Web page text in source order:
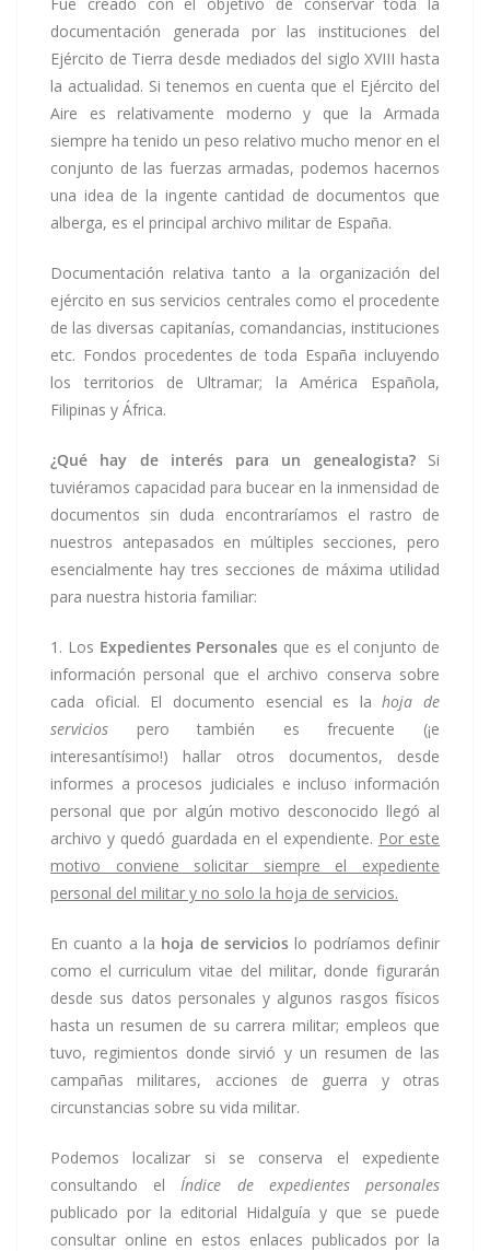
documentación generada por las instituciones del
Ejército de Tierra desde mediados del siglo XVIII hasta
la actualidad. Si tenemos en cuenta que el Ejército del
Aire es relativamente moderno y que la Armada
siempre ha tenido un peso relativo mucho menor en el
conjunto de las fuerzas armadas, podemos hacernos
una idea de la ingente cantidad de documentos que
alberga, es el principal archivo militar de España.
Documentación relativa tanto a la organización del
ejército en sus servicios centrales como el procedente
de las diversas capitanías, comandancias, instituciones
etc. Fondos procedentes de toda España incluyendo
los territorios de Ultramar; la América Española,
Filipinas y África.
¿Qué hay de interés para un genealogista?Si
tuviéramos capacidad para bucear en la inmensidad de
documentos sin duda encontraríamos el rastro de
nuestros antepasados en múltiples secciones, pero
esencialmente hay tres secciones de máxima utilidad
para nuestra historia familiar:
1. Los Expedientes Personales que es el conjunto de
información personal que el archivo conserva sobre
cada oficial. El documento esencial es lahoja de
servicios pero también es frecuente (¡e
interesantísimo!) hallar otros documentos, desde
informes a procesos judiciales e incluso información
personal que por algún motivo desconocido llegó al
archivo y quedó guardada en el expendiente. Por este
motivo conviene solicitar siempre el expediente
personal del militar y no solo la hoja de servicios.
En cuanto a la hoja de servicios lo podríamos definir
como el curriculum vitae del militar, donde figurarán
desde sus datos personales y algunos rasgos físicos
hasta un resumen de su carrera militar; empleos que
tuvo, regimientos donde sirvió y un resumen de las
campañas militares, acciones de guerra y otras
circunstancias sobre su vida militar.
Podemos localizar si se conserva el expediente
consultando elÍndice de expedientes personales
publicado por la editorial Hidalguía y que se puede
consultar online en estos enlaces publicados por la